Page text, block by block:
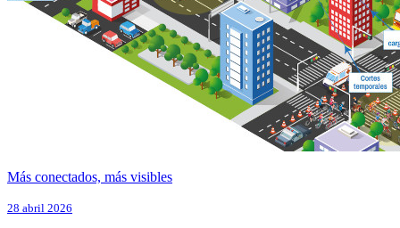
Más conectados, más visibles
28 abril 2026